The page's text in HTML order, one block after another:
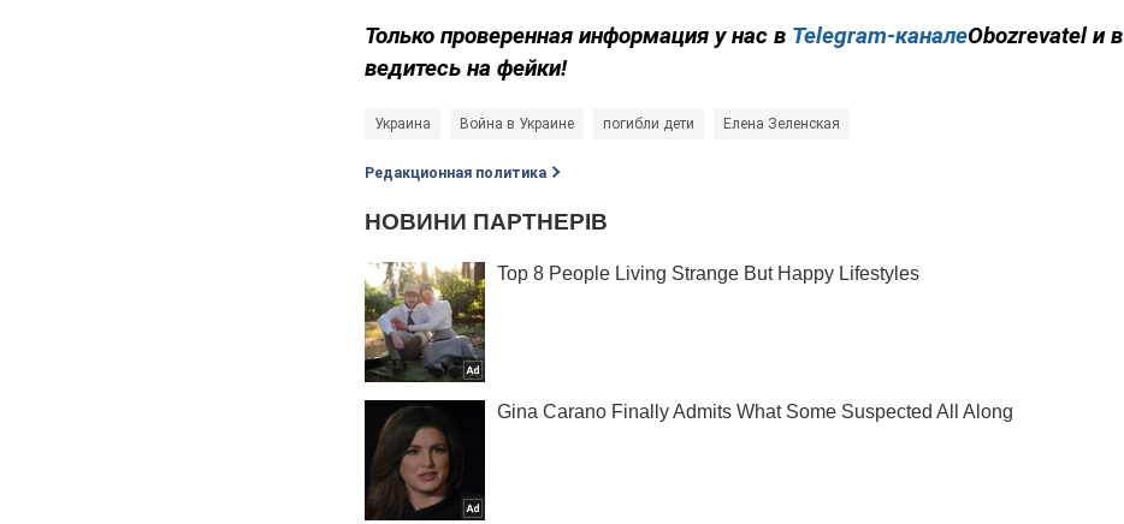
Только проверенная информация у нас в Telegram-каналеObozrevatel и в
ведитесь на фейки!
Украина Война в Украине погибли дети Елена Зеленская
Редакционная политика